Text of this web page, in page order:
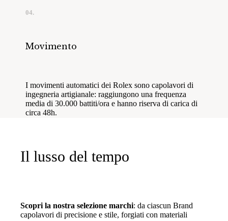
04.
Movimento
I movimenti automatici dei Rolex sono capolavori di
ingegneria artigianale: raggiungono una frequenza
media di 30.000 battiti/ora e hanno riserva di carica di
circa 48h.
Il lusso del tempo
Scopri la nostra selezione marchi: da ciascun Brand
capolavori di precisione e stile, forgiati con materiali